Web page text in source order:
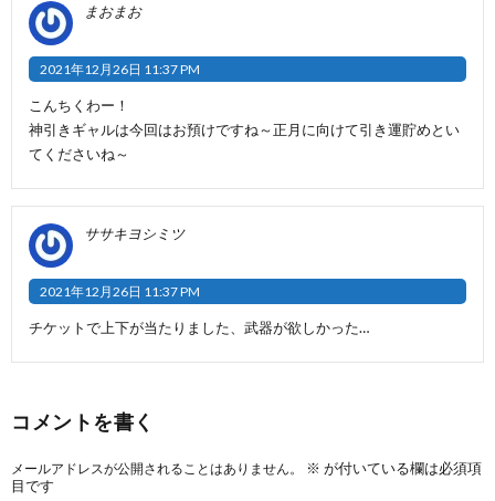
まおまお
2021年12月26日 11:37 PM
こんちくわー！
神引きギャルは今回はお預けですね～正月に向けて引き運貯めとい
てくださいね～
ササキヨシミツ
2021年12月26日 11:37 PM
チケットで上下が当たりました、武器が欲しかった…
コメントを書く
メールアドレスが公開されることはありません。 ※ が付いている欄は必須項
目です